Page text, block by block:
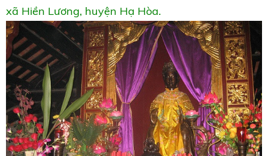
xã Hiền Lương, huyện Hạ Hòa.